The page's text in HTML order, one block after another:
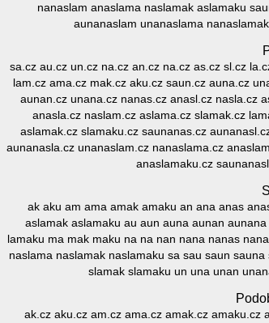
nanaslam anaslama naslamak aslamaku
aunanaslam unanaslama
sa.cz au.cz un.cz na.cz an.cz na.cz as.cz sl.cz
lam.cz ama.cz mak.cz aku.cz saun.cz auna.cz
aunan.cz unana.cz nanas.cz anasl.cz nasla.cz
anasla.cz naslam.cz aslama.cz slamak.cz
aslamak.cz slamaku.cz saunanas.cz
aunanasla.cz unanaslam.cz nanaslama.cz
anaslamaku.cz
ak aku am ama amak amaku an ana anas
aslamak aslamaku au aun auna aunan
lamaku ma mak maku na na nan nana nanas
naslama naslamak naslamaku sa sau saun
slamak slamaku un una unan
ak.cz aku.cz am.cz ama.cz amak.cz amaku.cz